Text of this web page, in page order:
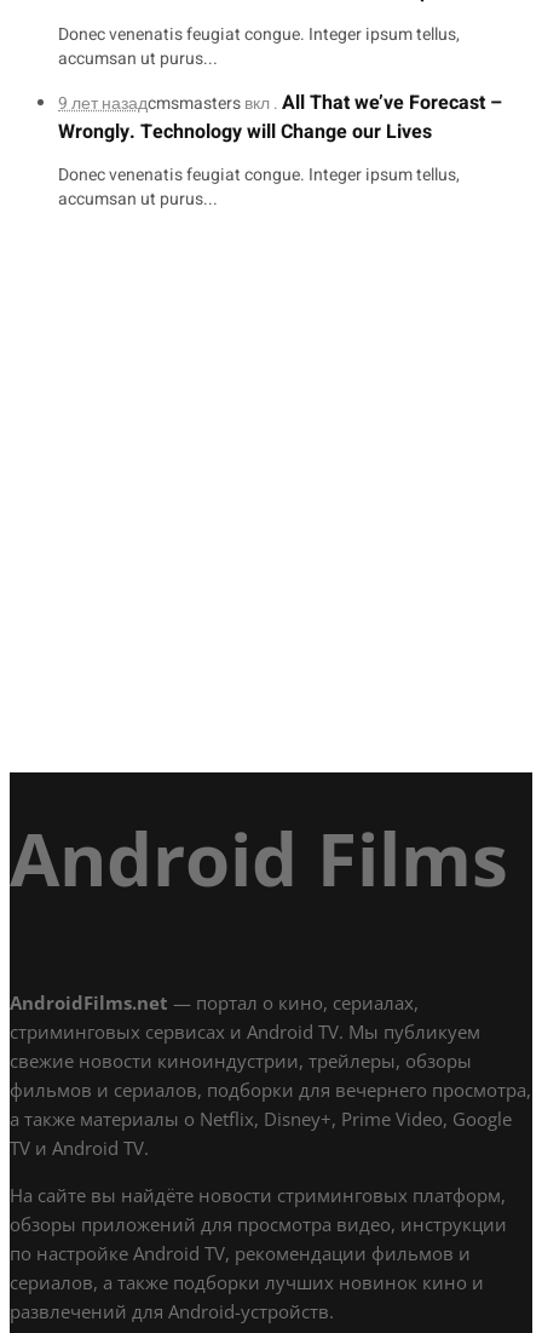
Donec venenatis feugiat congue. Integer ipsum tellus,
accumsan ut purus...
9 лет назадcmsmastersвкл .All That we’ve Forecast –
Wrongly. Technology will Change our Lives
Donec venenatis feugiat congue. Integer ipsum tellus,
accumsan ut purus...
Android Films
AndroidFilms.net — портал о кино, сериалах,
стриминговых сервисах и Android TV. Мы публикуем
свежие новости киноиндустрии, трейлеры, обзоры
фильмов и сериалов, подборки для вечернего просмотра,
а также материалы о Netflix, Disney+, Prime Video, Google
TV и Android TV.
На сайте вы найдёте новости стриминговых платформ,
обзоры приложений для просмотра видео, инструкции
по настройке Android TV, рекомендации фильмов и
сериалов, а также подборки лучших новинок кино и
развлечений для Android-устройств.